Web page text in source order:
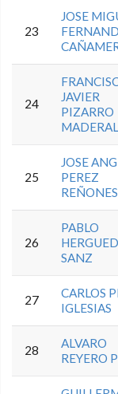
23
JOSE
24
JAVIER
PIZARRO
MADERAL
25
JOSE
PEREZ
REÑONES
26
PABLO
SANZ
27
CARLOS
IGLESIAS
28
ALVARO
REYERO